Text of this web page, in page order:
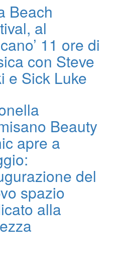
Beach
al
11 ore di
con Steve
e Sick Luke
Beauty
apre a
del
spazio
alla